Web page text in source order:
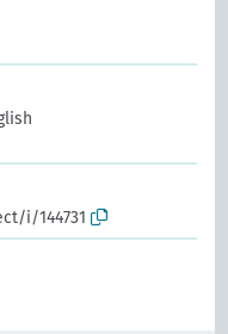
i/144731